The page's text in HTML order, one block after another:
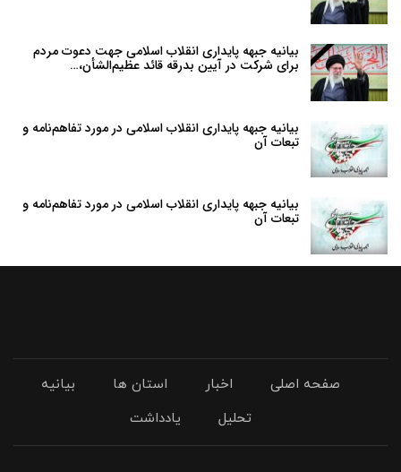
بیانیه جبهه پایداری انقلاب اسلامی جهت دعوت مردم
برای شرکت در آیین بدرقه قائد عظیم‌الشأن،…
بیانیه جبهه پایداری انقلاب اسلامی در مورد تفاهم‌نامه و
تبعات آن
بیانیه جبهه پایداری انقلاب اسلامی در مورد تفاهم‌نامه و
تبعات آن
صفحه اصلی اخبار استان ها
بیانیه
تحلیل
یادداشت